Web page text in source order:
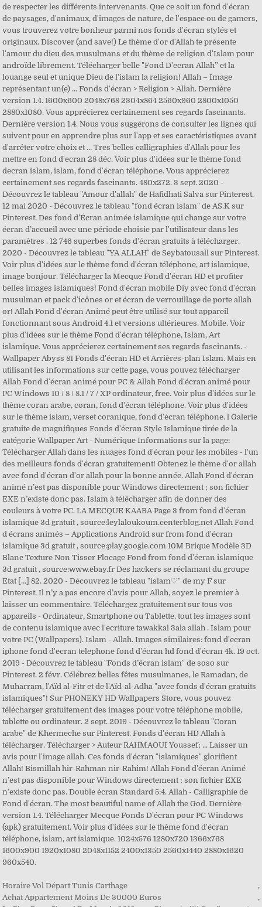
de respecter les différents intervenants. Que ce soit un fond d'écran
de paysages, d'animaux, d'images de nature, de l'espace ou de gamers,
vous trouverez votre bonheur parmi nos fonds d'écran stylés et
originaux. Discover (and save!) Le thème d'or d'Allah te présente
l'amour du dieu des musulmans et du thème de religion d'Islam pour
androïde librement. Télécharger belle "Fond D'ecran Allah” et la
louange seul et unique Dieu de l'islam la religion! Allah – Image
représentant un(e) ... Fonds d'écran > Religion > Allah. Dernière
version 1.4. 1600x600 2048x768 2304x864 2560x960 2800x1050
2880x1080. Vous apprécierez certainement ses regards fascinants.
Dernière version 1.4. Nous vous suggérons de consulter les lignes qui
suivent pour en apprendre plus sur l'app et ses caractéristiques avant
d'arrêter votre choix et … Tres belles calligraphies d'Allah pour les
mettre en fond d'ecran 28 déc. Voir plus d'idées sur le thème fond
decran islam, islam, fond d'écran téléphone. Vous apprécierez
certainement ses regards fascinants. 480x272. 3 sept. 2020 -
Découvrez le tableau "Amour d'allah" de Hafidhati Salva sur Pinterest.
12 mai 2020 - Découvrez le tableau "fond écran islam" de AS.K sur
Pinterest. Des fond d’Écran animée islamique qui change sur votre
écran d’accueil avec une période choisie par l'utilisateur dans les
paramètres . 12 746 superbes fonds d'écran gratuits à télécharger.
2020 - Découvrez le tableau "YA ALLAH" de Seybatousall sur Pinterest.
Voir plus d'idées sur le thème fond d'écran téléphone, art islamique,
image bonjour. Télécharger la Mecque Fond d'écran HD et profiter
belles images islamiques! Fond d'écran mobile Diy avec fond d'écran
musulman et pack d'icônes or et écran de verrouillage de porte allah
or! Allah Fond d'écran Animé peut être utilisé sur tout appareil
fonctionnant sous Android 4.1 et versions ultérieures. Mobile. Voir
plus d'idées sur le thème Fond d'écran téléphone, Islam, Art
islamique. Vous apprécierez certainement ses regards fascinants. -
Wallpaper Abyss 81 Fonds d'écran HD et Arrières-plan Islam. Mais en
utilisant les informations sur cette page, vous pouvez télécharger
Allah Fond d'écran animé pour PC & Allah Fond d'écran animé pour
PC Windows 10 / 8 / 8.1 / 7 / XP ordinateur, free. Voir plus d'idées sur le
thème coran arabe, coran, fond d'écran téléphone. Voir plus d'idées
sur le thème islam, verset coranique, fond d'écran téléphone. l Galerie
gratuite de magnifiques Fonds d'écran Style Islamique tirée de la
catégorie Wallpaper Art - Numérique Informations sur la page:
Télécharger Allah dans les nuages fond d'écran pour les mobiles - l'un
des meilleurs fonds d'écran gratuitement! Obtenez le thème d'or allah
avec fond d'écran d'or allah pour la bonne année. Allah Fond d'écran
animé n’est pas disponible pour Windows directement ; son fichier
EXE n’existe donc pas. Islam à télécharger afin de donner des
couleurs à votre PC. LA MECQUE KAABA Page 3 from fond d'écran
islamique 3d gratuit , source:leylaloukoum.centerblog.net Allah Fond
d écrans animés – Applications Android sur from fond d'écran
islamique 3d gratuit , source:play.google.com 10M Brique Modèle 3D
Blanc Texture Non Tisser Flocage Fond from fond d'écran islamique
3d gratuit , source:www.ebay.fr Des hackers se réclamant du groupe
Etat […] 82. 2020 - Découvrez le tableau "islam♡" de my F sur
Pinterest. Il n’y a pas encore d’avis pour Allah, soyez le premier à
laisser un commentaire. Téléchargez gratuitement sur tous vos
appareils - Ordinateur, Smartphone ou Tablette. tout les images sont
de contenu islamique avec l'ecriture tawakkal 3ala allah . Islam pour
votre PC (Wallpapers). Islam - Allah. Images similaires: fond d'ecran
iphone fond d'ecran telephone fond d'écran hd fond d'écran 4k. 19 oct.
2019 - Découvrez le tableau "Fonds d’écran islam" de soso sur
Pinterest. 2 févr. Célébrez belles fêtes musulmanes, le Ramadan, de
Muharram, l'Aïd al-Fitr et de l'Aïd-al-Adha "avec fonds d'écran gratuits
islamiques"! Sur PHONEKY HD Wallpapers Store, vous pouvez
télécharger gratuitement des images pour votre téléphone mobile,
tablette ou ordinateur. 2 sept. 2019 - Découvrez le tableau "Coran
arabe" de Khermeche sur Pinterest. Fonds d'écran HD Allah à
télécharger. Télécharger > Auteur RAHMAOUI Youssef; ... Laisser un
avis pour l'image allah. Ces fonds d'écran "islamiques" glorifient
Allah! Bismillah hir-Rahman nir-Rahim! Allah Fond d'écran Animé
n’est pas disponible pour Windows directement ; son fichier EXE
n’existe donc pas. Double écran Standard 5:4. Allah - Calligraphie de
Fond d'écran. The most beautiful name of Allah the God. Dernière
version 1.4. Télécharger Mecque Fonds D'écran pour PC Windows
(apk) gratuitement. Voir plus d'idées sur le thème fond d'écran
téléphone, islam, art islamique. 1024x576 1280x720 1366x768
1600x900 1920x1080 2048x1152 2400x1350 2560x1440 2880x1620
960x540.
Horaire Vol Départ Tunis Carthage
,
Achat Appartement Moins De 30000 Euros
,